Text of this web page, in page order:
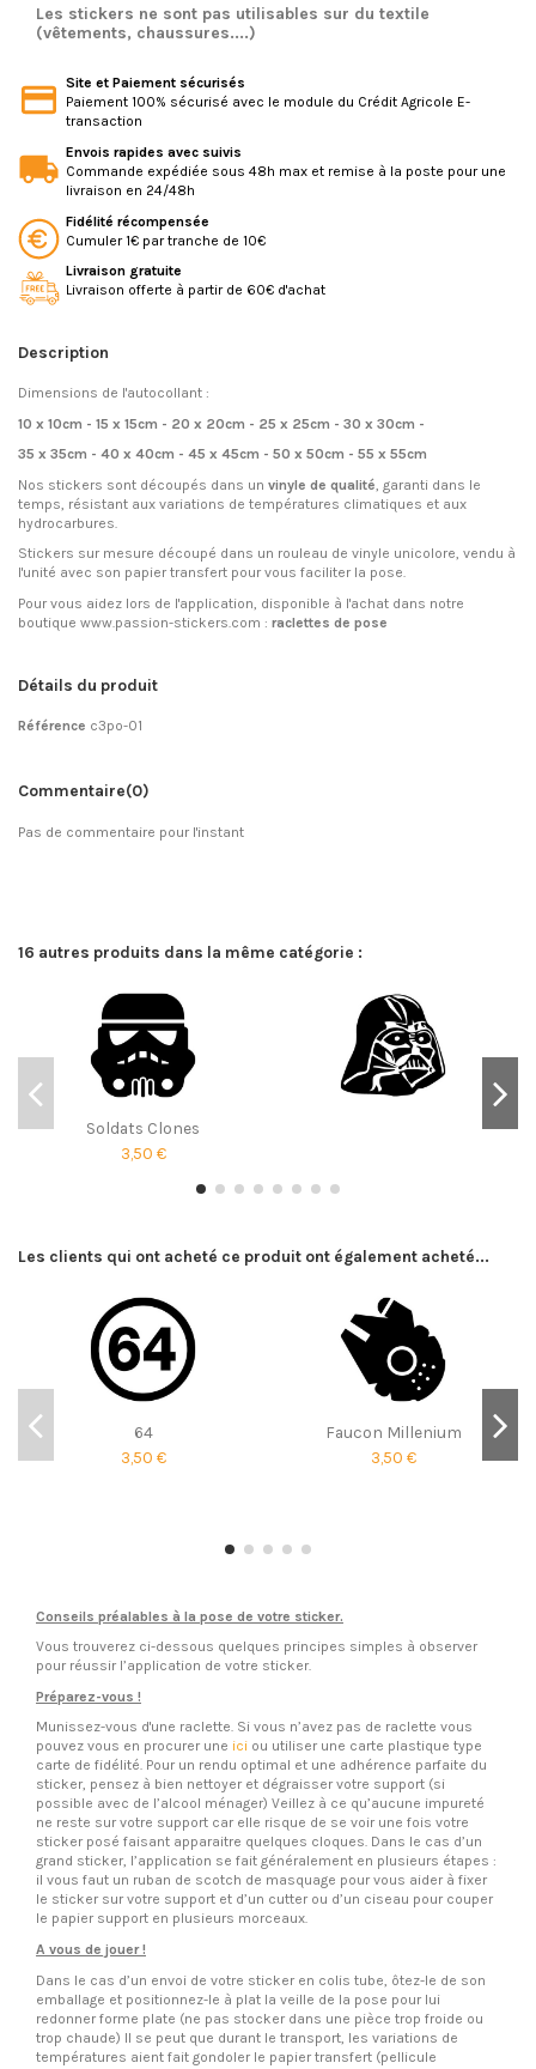
Les stickers ne sont pas utilisables sur du textile
(vêtements, chaussures....)
Site et Paiement sécurisés
Paiement 100% sécurisé avec le module du Crédit Agricole E-
transaction
Envois rapides avec suivis
Commande expédiée sous 48h max et remise à la poste pour une
livraison en 24/48h
Fidélité récompensée
Cumuler 1€ par tranche de 10€
Livraison gratuite
Livraison offerte à partir de 60€ d'achat
Description
Dimensions de l'autocollant :
10 x 10cm - 15 x 15cm - 20 x 20cm - 25 x 25cm - 30 x 30cm -
35 x 35cm - 40 x 40cm - 45 x 45cm - 50 x 50cm - 55 x 55cm
Nos stickers sont découpés dans un vinyle de qualité , garanti dans le
temps, résistant aux variations de températures climatiques et aux
hydrocarbures.
Stickers sur mesure découpé dans un rouleau de vinyle unicolore, vendu à
l'unité avec son papier transfert pour vous faciliter la pose.
Pour vous aidez lors de l'application, disponible à l'achat dans notre
boutique www.passion-stickers.com : raclettes de pose
Détails du produit
Référence c3po-01
Commentaire(0)
Pas de commentaire pour l'instant
16 autres produits dans la même catégorie :
Soldats Clones
3,50 €
Les clients qui ont acheté ce produit ont également acheté...
64
3,50 €
Faucon Millenium
3,50 €
Conseils préalables à la pose de votre sticker.
Vous trouverez ci-dessous quelques principes simples à observer
pour réussir l’application de votre sticker.
Préparez-vous !
Munissez-vous d'une raclette. Si vous n’avez pas de raclette vous
pouvez vous en procurer une ici ou utiliser une carte plastique type
carte de fidélité. Pour un rendu optimal et une adhérence parfaite du
sticker, pensez à bien nettoyer et dégraisser votre support (si
possible avec de l’alcool ménager) Veillez à ce qu’aucune impureté
ne reste sur votre support car elle risque de se voir une fois votre
sticker posé faisant apparaitre quelques cloques. Dans le cas d’un
grand sticker, l’application se fait généralement en plusieurs étapes :
il vous faut un ruban de scotch de masquage pour vous aider à fixer
le sticker sur votre support et d’un cutter ou d’un ciseau pour couper
le papier support en plusieurs morceaux.
A vous de jouer !
Dans le cas d’un envoi de votre sticker en colis tube, ôtez-le de son
emballage et positionnez-le à plat la veille de la pose pour lui
redonner forme plate (ne pas stocker dans une pièce trop froide ou
trop chaude) Il se peut que durant le transport, les variations de
températures aient fait gondoler le papier transfert (pellicule